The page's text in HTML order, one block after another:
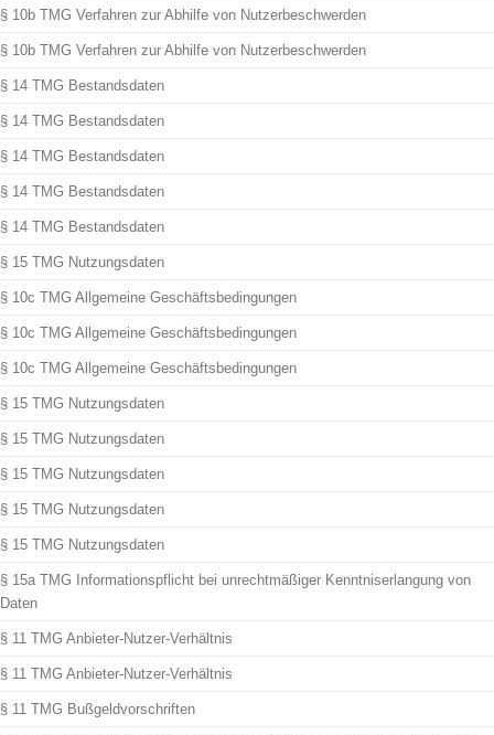
§ 10b TMG Verfahren zur Abhilfe von Nutzerbeschwerden
§ 10b TMG Verfahren zur Abhilfe von Nutzerbeschwerden
§ 14 TMG Bestandsdaten
§ 14 TMG Bestandsdaten
§ 14 TMG Bestandsdaten
§ 14 TMG Bestandsdaten
§ 14 TMG Bestandsdaten
§ 15 TMG Nutzungsdaten
§ 10c TMG Allgemeine Geschäftsbedingungen
§ 10c TMG Allgemeine Geschäftsbedingungen
§ 10c TMG Allgemeine Geschäftsbedingungen
§ 15 TMG Nutzungsdaten
§ 15 TMG Nutzungsdaten
§ 15 TMG Nutzungsdaten
§ 15 TMG Nutzungsdaten
§ 15 TMG Nutzungsdaten
§ 15a TMG Informationspflicht bei unrechtmäßiger Kenntniserlangung von
Daten
§ 11 TMG Anbieter-Nutzer-Verhältnis
§ 11 TMG Anbieter-Nutzer-Verhältnis
§ 11 TMG Bußgeldvorschriften